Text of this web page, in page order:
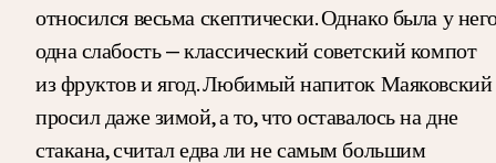
относился весьма скептически. Однако была у
одна слабость — классический советский компот
из фруктов и ягод. Любимый напиток Маяковский
просил даже зимой, а то, что оставалось на дне
стакана, считал едва ли не самым большим